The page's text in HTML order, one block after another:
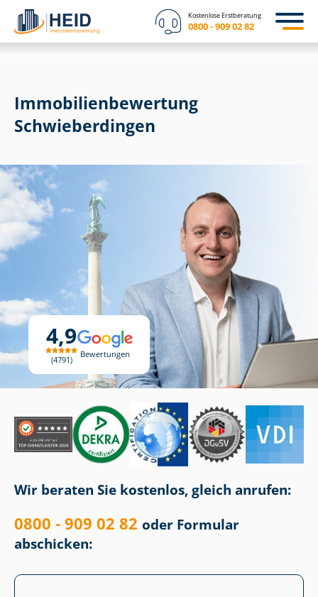
Kostenlose Erstberatung
0800 - 909 02 82
4,9
4791
Bewertungen
Immobilien­bewertung
Schwieberdingen
Wir beraten Sie kostenlos, gleich anrufen:
0800 - 909 02 82 oder Formular
abschicken: